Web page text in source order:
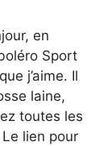
en
Sport
j’aime. Il
laine,
toutes les
lien pour